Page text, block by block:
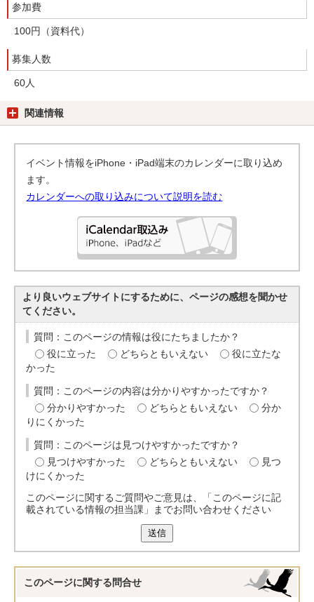
参加費
100円（資料代）
募集人数
60人
関連情報
イベント情報をiPhone・iPad端末のカレンダーに取り込め
ます。
カレンダーへの取り込みについて説明を読む
より良いウェブサイトにするために、ページの感想を聞かせ
てください。
質問：このページの情報は役にたちましたか？
役に立った
どちらともいえない
役に立たな
かった
質問：このページの内容は分かりやすかったですか？
分かりやすかった
どちらともいえない
分か
りにくかった
質問：このページは見つけやすかったですか？
見つけやすかった
どちらともいえない
見つ
けにくかった
このページに関するご質問やご意見は、「このページに記
載されている情報の担当課」までお問い合わせください
送信
このページに関する 問合せ